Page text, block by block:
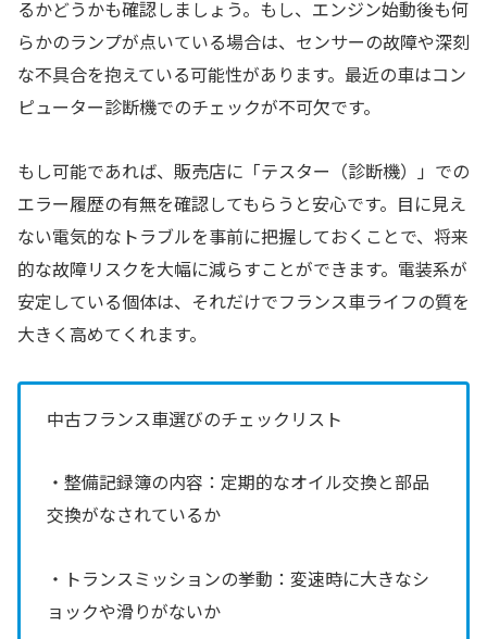
るかどうかも確認しましょう。もし、エンジン始動後も何
らかのランプが点いている場合は、センサーの故障や深刻
な不具合を抱えている可能性があります。最近の車はコン
ピューター診断機でのチェックが不可欠です。
もし可能であれば、販売店に「テスター（診断機）」での
エラー履歴の有無を確認してもらうと安心です。目に見え
ない電気的なトラブルを事前に把握しておくことで、将来
的な故障リスクを大幅に減らすことができます。電装系が
安定している個体は、それだけでフランス車ライフの質を
大きく高めてくれます。
中古フランス車選びのチェックリスト
・整備記録簿の内容：定期的なオイル交換と部品
交換がなされているか
・トランスミッションの挙動：変速時に大きなシ
ョックや滑りがないか